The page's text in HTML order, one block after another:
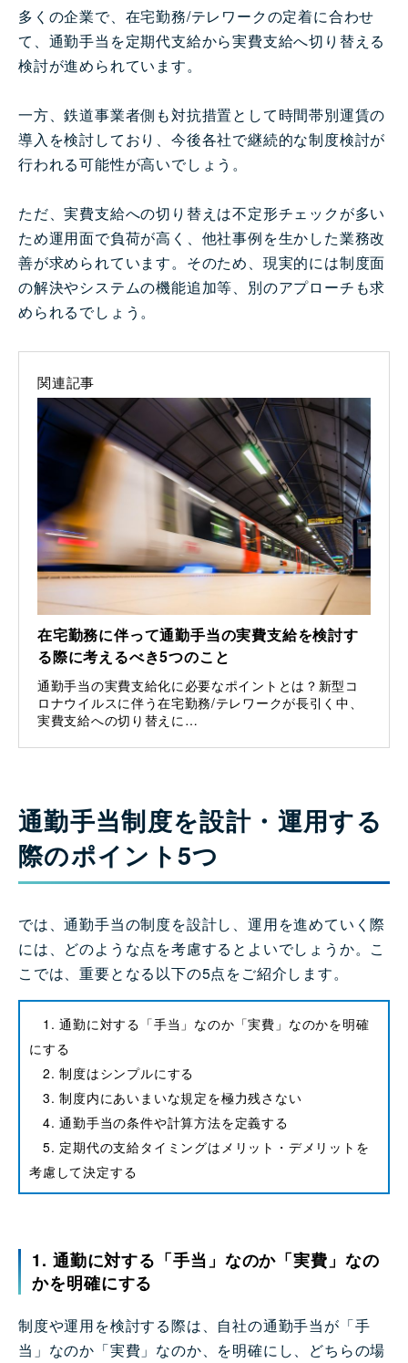
多くの企業で、在宅勤務/テレワークの定着に合わせ
て、通勤手当を定期代支給から実費支給へ切り替える
検討が進められています。
一方、鉄道事業者側も対抗措置として時間帯別運賃の
導入を検討しており、今後各社で継続的な制度検討が
行われる可能性が高いでしょう。
ただ、実費支給への切り替えは不定形チェックが多い
ため運用面で負荷が高く、他社事例を生かした業務改
善が求められています。そのため、現実的には制度面
の解決やシステムの機能追加等、別のアプローチも求
められるでしょう。
関連記事
在宅勤務に伴って通勤手当の実費支給を検討す
る際に考えるべき5つのこと
通勤手当の実費支給化に必要なポイントとは？新型コ
ロナウイルスに伴う在宅勤務/テレワークが長引く中、
実費支給への切り替えに…
通勤手当制度を設計・運用する
際のポイント5つ
では、通勤手当の制度を設計し、運用を進めていく際
には、どのような点を考慮するとよいでしょうか。こ
こでは、重要となる以下の5点をご紹介します。
1. 通勤に対する「手当」なのか「実費」なのかを明確
にする
2. 制度はシンプルにする
3. 制度内にあいまいな規定を極力残さない
4. 通勤手当の条件や計算方法を定義する
5. 定期代の支給タイミングはメリット・デメリットを
考慮して決定する
1. 通勤に対する「手当」なのか「実費」なの
かを明確にする
制度や運用を検討する際は、自社の通勤手当が「手
当」なのか「実費」なのか、を明確にし、どちらの場